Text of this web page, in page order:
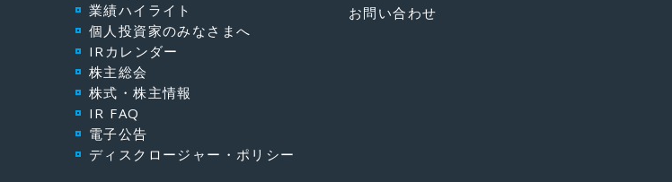
業績ハイライト
個人投資家のみなさまへ
IRカレンダー
株主総会
株式・株主情報
IR FAQ
電子公告
ディスクロージャー・ポリシー
お問い合わせ